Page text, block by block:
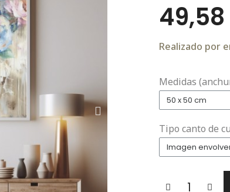
Realizado por
Medidas
Tipo canto de